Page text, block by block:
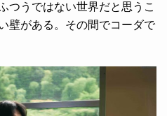
つうではない世界だと思うこ
壁がある。その間でコーダで